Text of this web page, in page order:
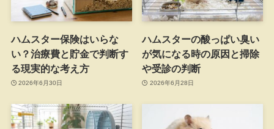
ハムスター保険はいらな
い？治療費と貯金で判断す
る現実的な考え方
2026年6月30日
ハムスターの酸っぱい臭い
が気になる時の原因と掃除
や受診の判断
2026年6月28日